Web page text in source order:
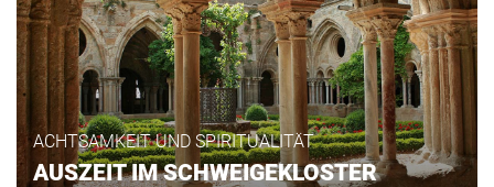
ACHTSAMKEIT UND SPIRITUALITÄT
AUSZEIT IM SCHWEIGEKLOSTER